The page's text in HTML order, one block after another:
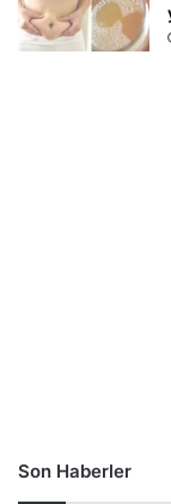
Son Haberler